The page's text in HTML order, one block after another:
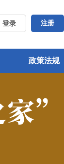
登录 注册
政策法规